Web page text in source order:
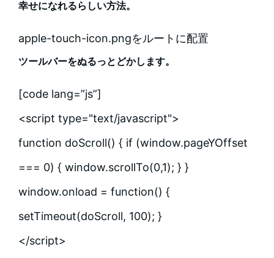
幸せになれるらしい方法。
apple-touch-icon.pngをルートに配置
ツールバーをぬるっとどかします。
[code lang=”js”]
<script type="text/javascript">
function doScroll() { if (window.pageYOffset
=== 0) { window.scrollTo(0,1); } }
window.onload = function() {
setTimeout(doScroll, 100); }
</script>